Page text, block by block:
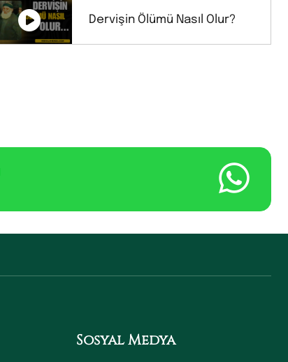
Dervişin Ölümü Nasıl Olur?
Sosyal Medya